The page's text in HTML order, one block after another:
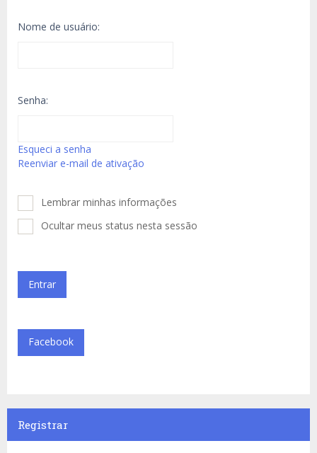
Nome de usuário:
Senha:
Esqueci a senha
Reenviar e-mail de ativação
Lembrar minhas informações
Ocultar meus status nesta sessão
Facebook
Registrar